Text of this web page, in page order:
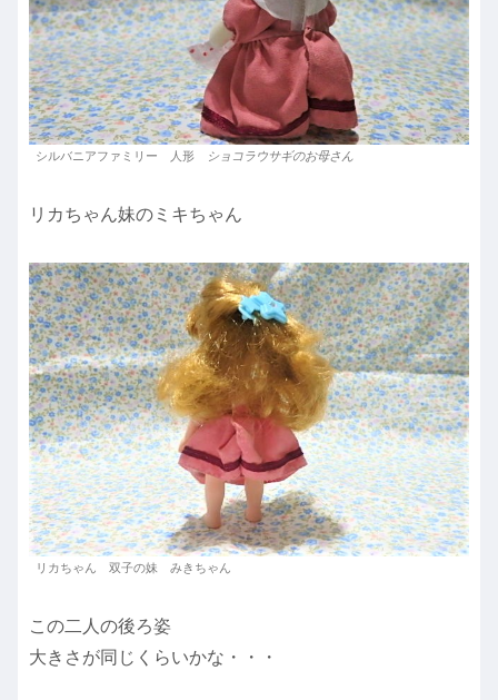
シルバニアファミリー 人形 ショコラウサギのお母さん
リカちゃん妹のミキちゃん
リカちゃん 双子の妹 みきちゃん
この二人の後ろ姿
大きさが同じくらいかな・・・